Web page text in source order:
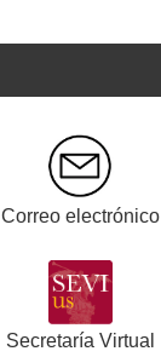
Correo electrónico
Secretaría Virtual